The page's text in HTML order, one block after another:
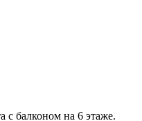
с балконом на 6 этаже.